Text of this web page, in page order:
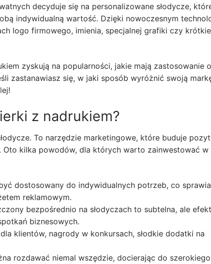
decyduje się na personalizowane słodycze,
indywidualną wartość. Dzięki nowoczesnym
logo firmowego, imienia, specjalnej grafiki czy
zyskują na popularności, jakie mają zastosowanie
zastanawiasz się, w jaki sposób wyróżnić swoją
z nadrukiem?
To narzędzie marketingowe, które buduje
kilka powodów, dla których warto zainwestować w
dostosowany do indywidualnych potrzeb, co
reklamowym.
bezpośrednio na słodyczach to subtelna, ale
biznesowych.
klientów, nagrody w konkursach, słodkie dodatki na
rozdawać niemal wszędzie, docierając do szerokiego